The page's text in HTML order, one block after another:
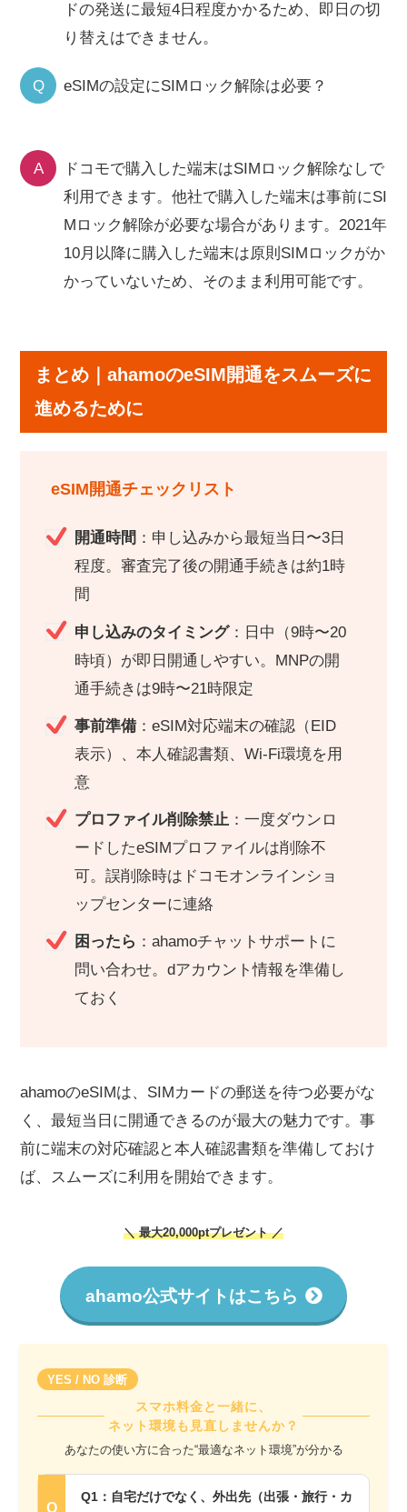
ドの発送に最短4日程度かかるため、即日の切
り替えはできません。
Q eSIMの設定にSIMロック解除は必要？
A
ドコモで購入した端末はSIMロック解除なしで
利用できます。他社で購入した端末は事前にSI
Mロック解除が必要な場合があります。2021年
10月以降に購入した端末は原則SIMロックがか
かっていないため、そのまま利用可能です。
まとめ｜ahamoのeSIM開通をスムーズに
進めるために
eSIM開通チェックリスト
開通時間 ：申し込みから最短当日〜3日
程度。審査完了後の開通手続きは約1時
間
申し込みのタイミング：日中（9時〜20
時頃）が即日開通しやすい。MNPの開
通手続きは9時〜21時限定
事前準備：eSIM対応端末の確認（EID
表示）、本人確認書類、Wi-Fi環境を用
意
プロファイル削除禁止：一度ダウンロ
ードしたeSIMプロファイルは削除不
可。誤削除時はドコモオンラインショ
ップセンターに連絡
困ったら ：ahamoチャットサポートに
問い合わせ。dアカウント情報を準備し
ておく
ahamoのeSIMは、SIMカードの郵送を待つ必要がな
く、最短当日に開通できるのが最大の魅力です。事
前に端末の対応確認と本人確認書類を準備しておけ
ば、スムーズに利用を開始できます。
＼ 最大20,000ptプレゼント ／
ahamo公式サイトはこちら
YES / NO 診断
スマホ料金と一緒に、
ネット環境も見直しませんか？
あなたの使い方に合った“最適なネット環境”が分かる
Q1：自宅だけでなく、外出先（出張・旅行・カ